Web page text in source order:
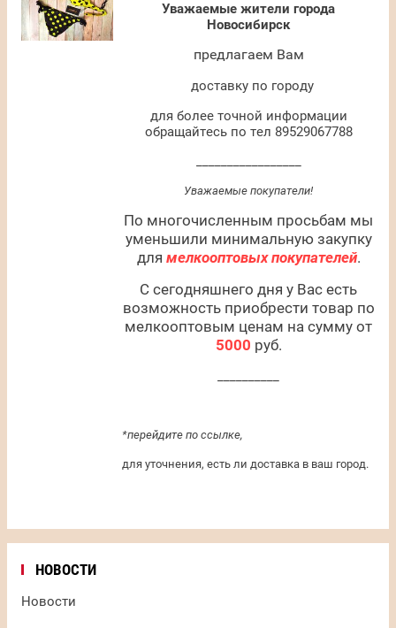
Уважаемые жители города
Новосибирск
предлагаем Вам
доставку по городу
для более точной информации
обращайтесь по тел 89529067788
Уважаемые покупатели!
По многочисленным просьбам мы
уменьшили минимальную закупку
для мелкооптовых покупателей.
С сегодняшнего дня у Вас есть
возможность приобрести товар по
мелкооптовым ценам на сумму от
5000 руб.
*перейдите по ссылке,
для уточнения, есть ли доставка в ваш город.
НОВОСТИ
Новости